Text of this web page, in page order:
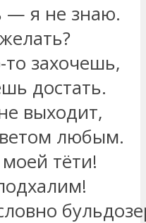
— я не знаю.
захочешь,
достать.
выходит,
любым.
тёти!